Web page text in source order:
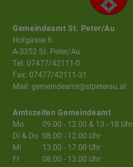
Gemeindeamt St. Peter/Au
Hofgasse 6
A-3352 St. Peter/Au
Tel: 07477/42111-0
Fax: 07477/42111-31
Mail:gemeindeamt@stpeterau.at
Amtszeiten Gemeindeamt
Mo
09.00 - 12.00 & 13 - 18 Uhr
Di & Do 08.00 - 12.00 Uhr
Mi
13.00 - 17.00 Uhr
Fr
08.00 - 13.00 Uhr